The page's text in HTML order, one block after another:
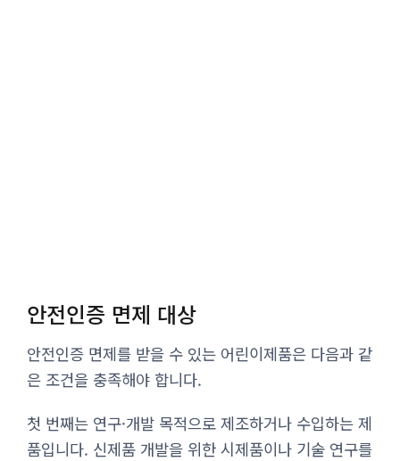
안전인증 면제 대상
안전인증 면제를 받을 수 있는 어린이제품은 다음과 같
은 조건을 충족해야 합니다.
첫 번째는 연구·개발 목적으로 제조하거나 수입하는 제
품입니다. 신제품 개발을 위한 시제품이나 기술 연구를